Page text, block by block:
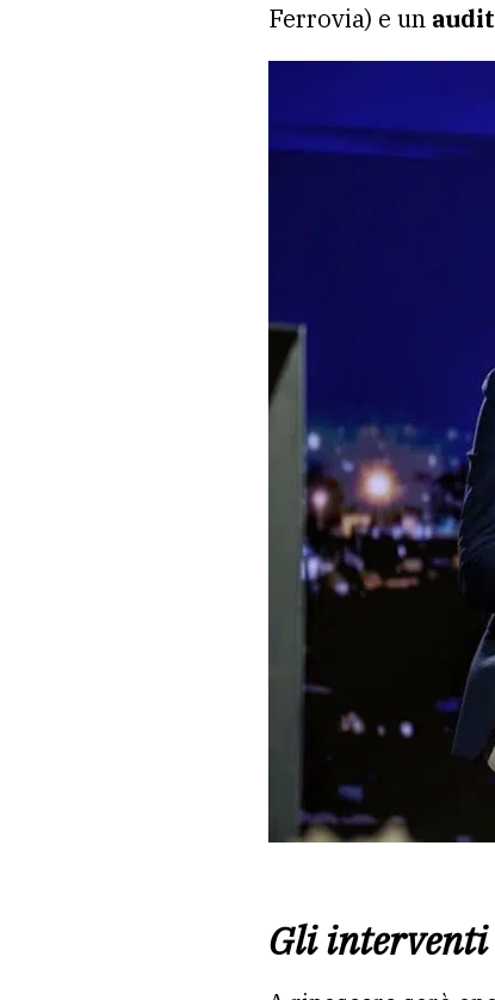
Ferrovia) e un
Gli interventi